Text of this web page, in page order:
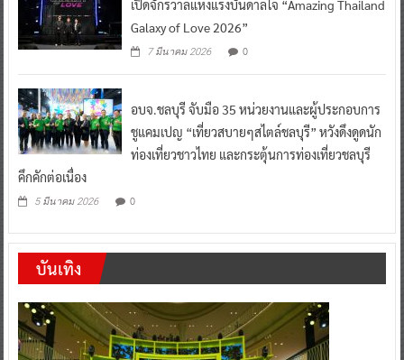
เปิดจักรวาลแห่งแรงบันดาลใจ “Amazing Thailand
Galaxy of Love 2026”
7 มีนาคม 2026 0
อบจ.ชลบุรี จับมือ 35 หน่วยงานและผู้ประกอบการ
ชูแคมเปญ “เที่ยวสบายๆสไตล์ชลบุรี” หวังดึงดูดนัก
ท่องเที่ยวชาวไทย และกระตุ้นการท่องเที่ยวชลบุรี
คึกคักต่อเนื่อง
5 มีนาคม 2026 0
บันเทิง